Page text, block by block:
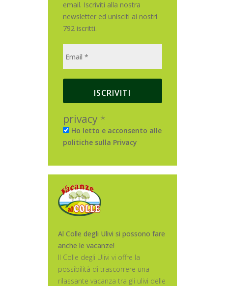
email. Iscriviti alla nostra
newsletter ed unisciti ai nostri
792 iscritti.
privacy *
Ho letto e acconsento alle
politiche sulla Privacy
Al Colle degli Ulivi si possono fare
anche le vacanze!
Il Colle degli Ulivi vi offre la
possibilità di trascorrere una
rilassante vacanza tra gli ulivi delle